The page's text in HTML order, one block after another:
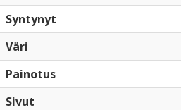
Syntynyt
Väri
Painotus
Sivut